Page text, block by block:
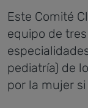
Este Comité
equipo de
pediatría) de
por la mujer si